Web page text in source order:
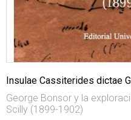
Insulae Cassiterides dictae
George Bonsor y la
Scilly (1899-1902)